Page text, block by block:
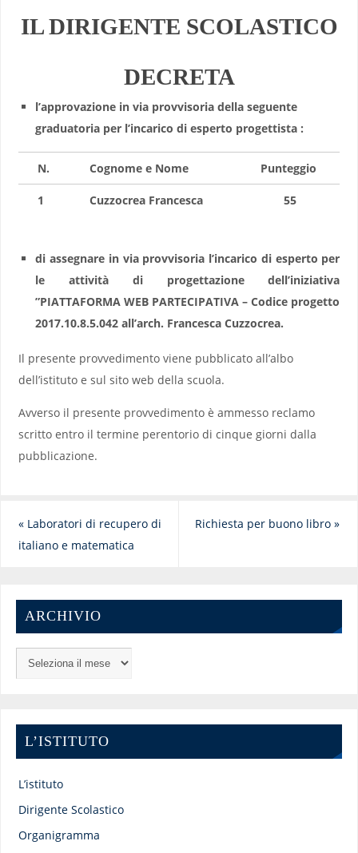
IL DIRIGENTE SCOLASTICO
DECRETA
l’approvazione in via provvisoria della seguente
graduatoria per l’incarico di esperto progettista :
N. Cognome e Nome Punteggio
1 Cuzzocrea Francesca 55
di assegnare in via provvisoria l’incarico di esperto per
le attività di progettazione dell’iniziativa
”PIATTAFORMA WEB PARTECIPATIVA – Codice progetto
2017.10.8.5.042 all’arch. Francesca Cuzzocrea.
Il presente provvedimento viene pubblicato all’albo
dell’istituto e sul sito web della scuola.
Avverso il presente provvedimento è ammesso reclamo
scritto entro il termine perentorio di cinque giorni dalla
pubblicazione.
«Laboratori di recupero di
italiano e matematica
Richiesta per buono libro»
ARCHIVIO
L’ISTITUTO
L’istituto
Dirigente Scolastico
Organigramma